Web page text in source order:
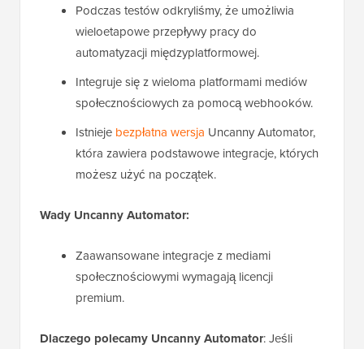
Podczas testów odkryliśmy, że umożliwia
wieloetapowe przepływy pracy do
automatyzacji międzyplatformowej.
Integruje się z wieloma platformami mediów
społecznościowych za pomocą webhooków.
Istnieje bezpłatna wersja Uncanny Automator,
która zawiera podstawowe integracje, których
możesz użyć na początek.
Wady Uncanny Automator:
Zaawansowane integracje z mediami
społecznościowymi wymagają licencji
premium.
Dlaczego polecamy Uncanny Automator: Jeśli